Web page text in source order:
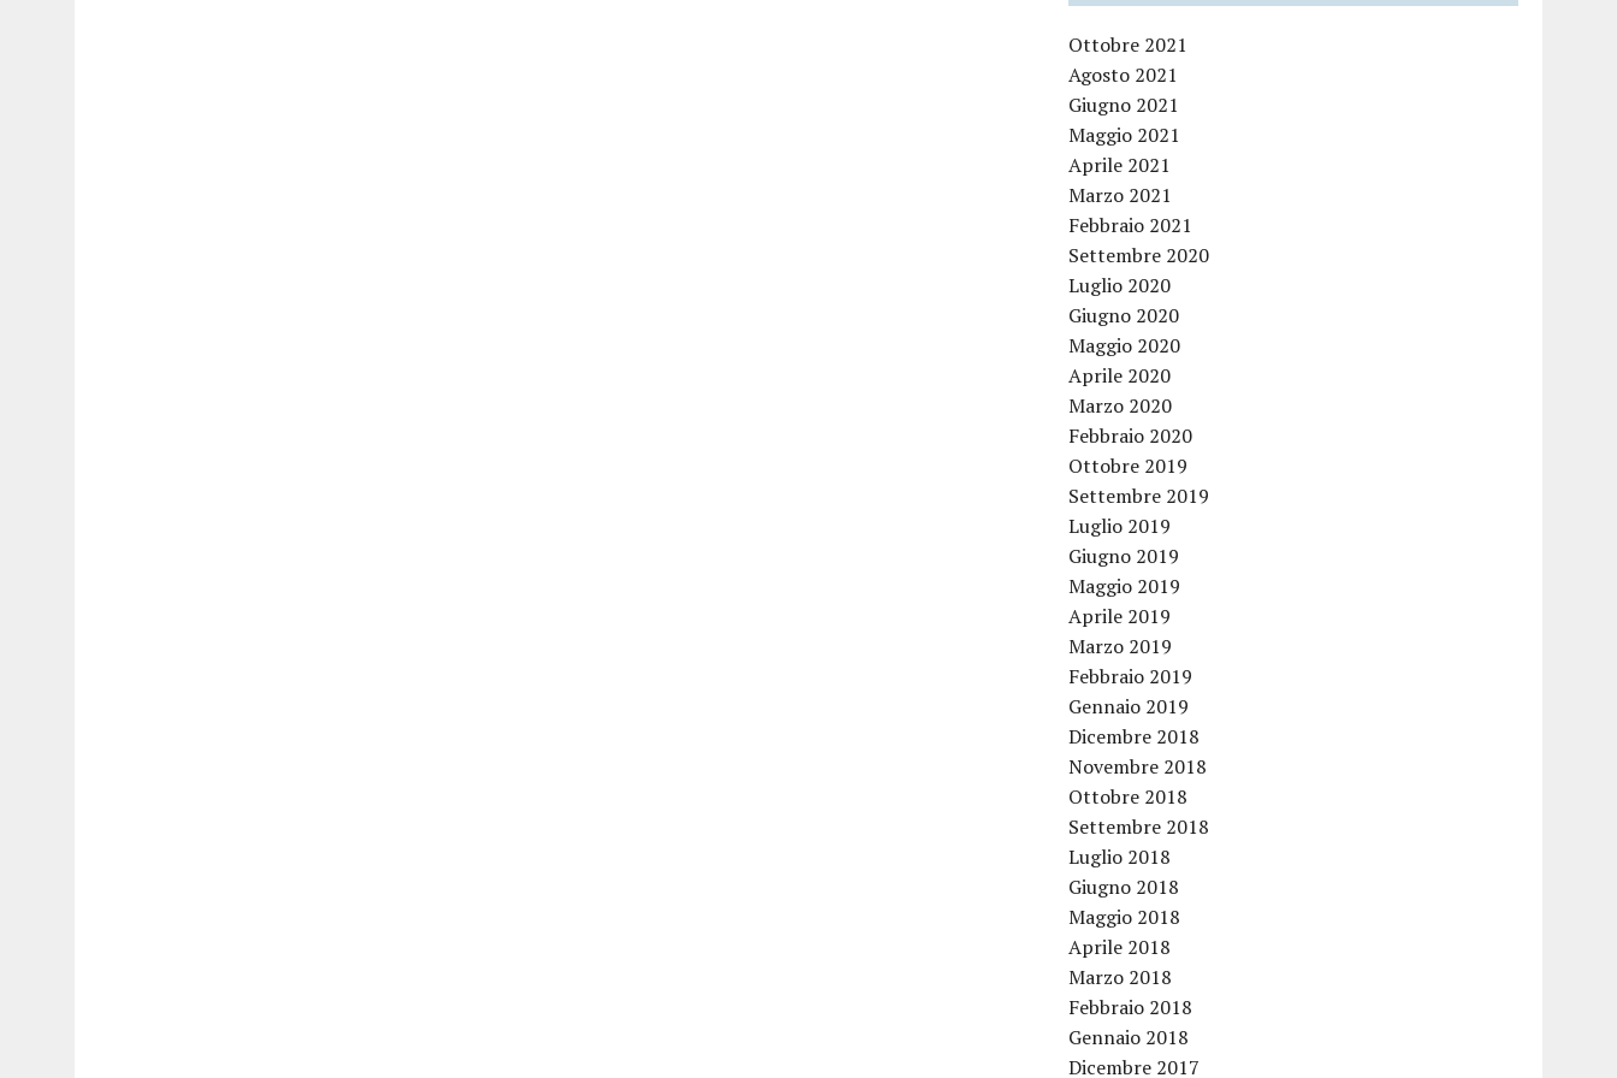
Ottobre 2021
Agosto 2021
Giugno 2021
Maggio 2021
Aprile 2021
Marzo 2021
Febbraio 2021
Settembre 2020
Luglio 2020
Giugno 2020
Maggio 2020
Aprile 2020
Marzo 2020
Febbraio 2020
Ottobre 2019
Settembre 2019
Luglio 2019
Giugno 2019
Maggio 2019
Aprile 2019
Marzo 2019
Febbraio 2019
Gennaio 2019
Dicembre 2018
Novembre 2018
Ottobre 2018
Settembre 2018
Luglio 2018
Giugno 2018
Maggio 2018
Aprile 2018
Marzo 2018
Febbraio 2018
Gennaio 2018
Dicembre 2017